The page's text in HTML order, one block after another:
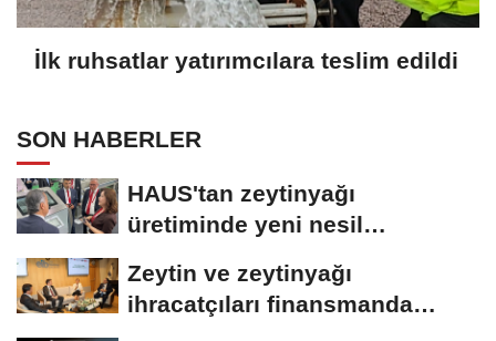
İlk ruhsatlar yatırımcılara teslim edildi
SON HABERLER
HAUS'tan zeytinyağı
üretiminde yeni nesil
Zeytin ve zeytinyağı
ihracatçıları finansmanda